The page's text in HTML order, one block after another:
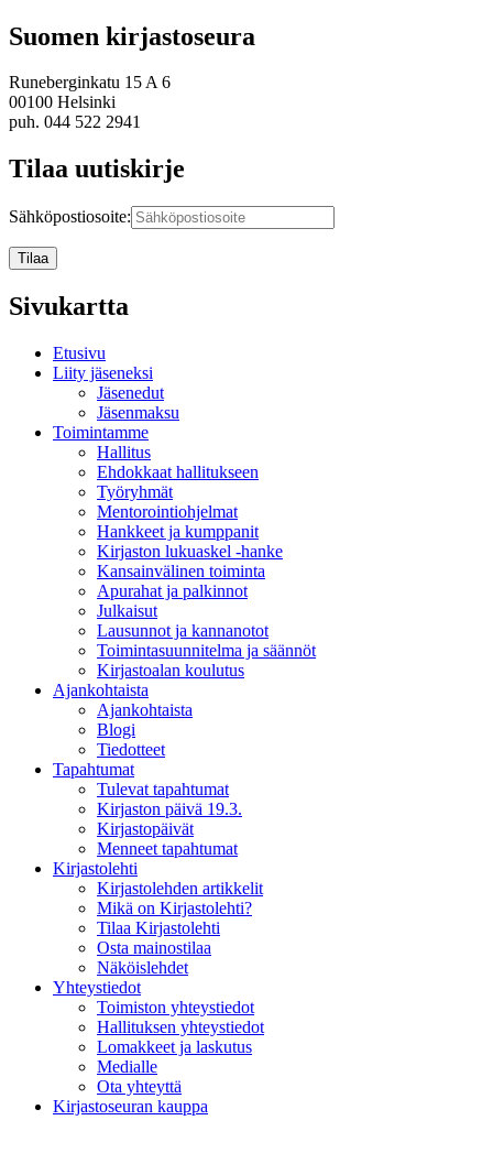
Suomen kirjastoseura
Runeberginkatu 15 A 6
00100 Helsinki
puh. 044 522 2941
Tilaa uutiskirje
Sähköpostiosoite:
Sivukartta
Etusivu
Liity jäseneksi
Jäsenedut
Jäsenmaksu
Toimintamme
Hallitus
Ehdokkaat hallitukseen
Työryhmät
Mentorointi­ohjelmat
Hankkeet ja kumppanit
Kirjaston lukuaskel -hanke
Kansainvälinen toiminta
Apurahat ja palkinnot
Julkaisut
Lausunnot ja kannanotot
Toimintasuunnitelma ja säännöt
Kirjastoalan koulutus
Ajankohtaista
Ajankohtaista
Blogi
Tiedotteet
Tapahtumat
Tulevat tapahtumat
Kirjaston päivä 19.3.
Kirjastopäivät
Menneet tapahtumat
Kirjastolehti
Kirjastolehden artikkelit
Mikä on Kirjastolehti?
Tilaa Kirjastolehti
Osta mainostilaa
Näköislehdet
Yhteystiedot
Toimiston yhteystiedot
Hallituksen yhteystiedot
Lomakkeet ja laskutus
Medialle
Ota yhteyttä
Kirjastoseuran kauppa